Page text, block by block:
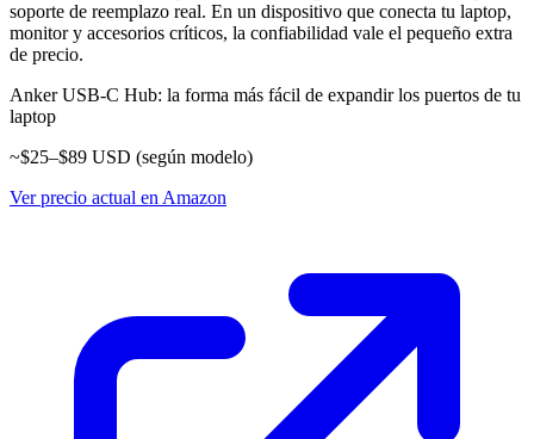
soporte de reemplazo real. En un dispositivo que conecta tu laptop,
monitor y accesorios críticos, la confiabilidad vale el pequeño extra
de precio.
Anker USB-C Hub: la forma más fácil de expandir los puertos de tu
laptop
~$25–$89 USD (según modelo)
Ver precio actual en Amazon